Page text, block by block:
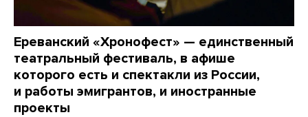
Ереванский «Хронофест» — единственный
театральный фестиваль, в афише
которого есть и спектакли из России,
и работы эмигрантов, и иностранные
проекты